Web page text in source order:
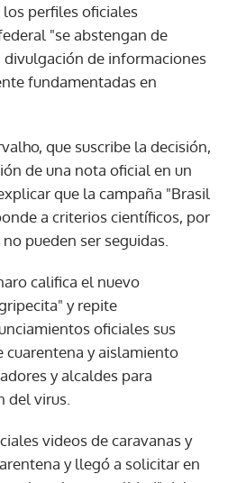
perfiles oficiales
"se abstengan de
de informaciones
fundamentadas en
que suscribe la decisión,
de una nota oficial en un
que la campaña "Brasil
a criterios científicos, por
pueden ser seguidas.
califica el nuevo
y repite
oficiales sus
cuarentena y aislamiento
y alcaldes para
del virus.
videos de caravanas y
y llegó a solicitar en